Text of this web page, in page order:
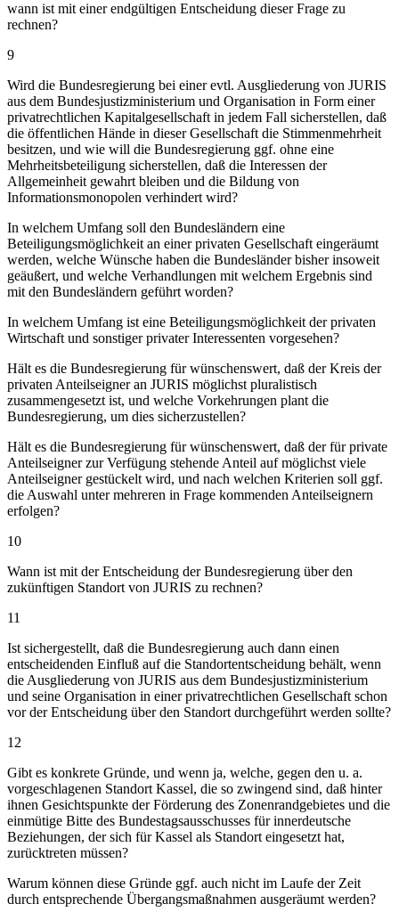
wann ist mit einer endgültigen Entscheidung dieser Frage zu
rechnen?
9
Wird die Bundesregierung bei einer evtl. Ausgliederung von JURIS
aus dem Bundesjustizministerium und Organisation in Form einer
privatrechtlichen Kapitalgesellschaft in jedem Fall sicherstellen, daß
die öffentlichen Hände in dieser Gesellschaft die Stimmenmehrheit
besitzen, und wie will die Bundesregierung ggf. ohne eine
Mehrheitsbeteiligung sicherstellen, daß die Interessen der
Allgemeinheit gewahrt bleiben und die Bildung von
Informationsmonopolen verhindert wird?
In welchem Umfang soll den Bundesländern eine
Beteiligungsmöglichkeit an einer privaten Gesellschaft eingeräumt
werden, welche Wünsche haben die Bundesländer bisher insoweit
geäußert, und welche Verhandlungen mit welchem Ergebnis sind
mit den Bundesländern geführt worden?
In welchem Umfang ist eine Beteiligungsmöglichkeit der privaten
Wirtschaft und sonstiger privater Interessenten vorgesehen?
Hält es die Bundesregierung für wünschenswert, daß der Kreis der
privaten Anteilseigner an JURIS möglichst pluralistisch
zusammengesetzt ist, und welche Vorkehrungen plant die
Bundesregierung, um dies sicherzustellen?
Hält es die Bundesregierung für wünschenswert, daß der für private
Anteilseigner zur Verfügung stehende Anteil auf möglichst viele
Anteilseigner gestückelt wird, und nach welchen Kriterien soll ggf.
die Auswahl unter mehreren in Frage kommenden Anteilseignern
erfolgen?
10
Wann ist mit der Entscheidung der Bundesregierung über den
zukünftigen Standort von JURIS zu rechnen?
11
Ist sichergestellt, daß die Bundesregierung auch dann einen
entscheidenden Einfluß auf die Standortentscheidung behält, wenn
die Ausgliederung von JURIS aus dem Bundesjustizministerium
und seine Organisation in einer privatrechtlichen Gesellschaft schon
vor der Entscheidung über den Standort durchgeführt werden sollte?
12
Gibt es konkrete Gründe, und wenn ja, welche, gegen den u. a.
vorgeschlagenen Standort Kassel, die so zwingend sind, daß hinter
ihnen Gesichtspunkte der Förderung des Zonenrandgebietes und die
einmütige Bitte des Bundestagsausschusses für innerdeutsche
Beziehungen, der sich für Kassel als Standort eingesetzt hat,
zurücktreten müssen?
Warum können diese Gründe ggf. auch nicht im Laufe der Zeit
durch entsprechende Übergangsmaßnahmen ausgeräumt werden?